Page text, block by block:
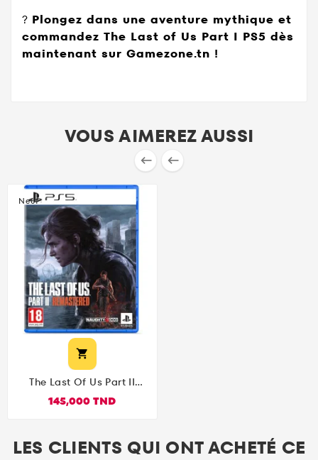
? Plongez dans une aventure mythique et
commandez The Last of Us Part I PS5 dès
maintenant sur Gamezone.tn !
VOUS AIMEREZ AUSSI
 
Neuf

The Last Of Us Part II
145,000 TND
LES CLIENTS QUI ONT ACHETÉ CE